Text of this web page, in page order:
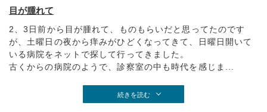
目が腫れて
2、3日前から目が腫れて、ものもらいだと思ってたのです
が、土曜日の夜から痒みがひどくなってきて、日曜日開いて
いる病院をネットで探して行ってきました。
古くからの病院のようで、診察室の中も時代を感じま...
続きを読む